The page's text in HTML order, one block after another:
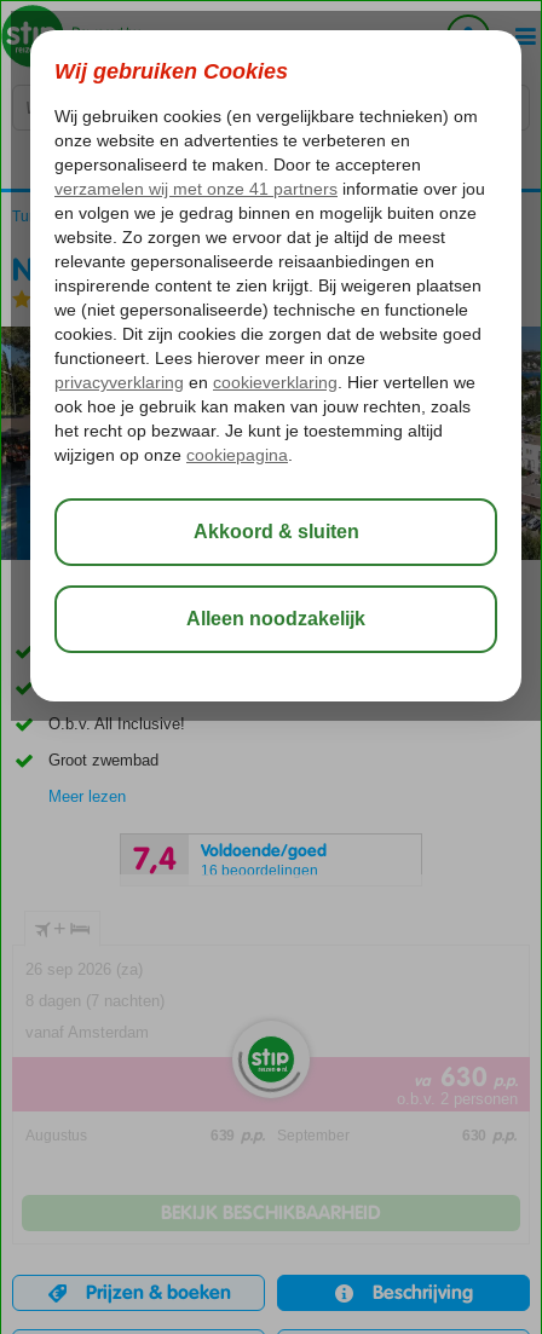
Voelt als thuiskomen...
Turkije Egeische kust Bodrum Bitez Natur Garden Hotel
Natur Garden Hotel
All Inclusive Hotel
Dicht bij het strand
O.b.v. All Inclusive!
Groot zwembad
Meer lezen
7,4 Voldoende/goed
16 beoordelingen
+
26 sep 2026 (za)
8 dagen (7 nachten)
vanaf Amsterdam
va 630 p.p.
o.b.v. 2 personen
Augustus 639 p.p. September 630 p.p.
BEKIJK BESCHIKBAARHEID
Prijzen & boeken Beschrijving